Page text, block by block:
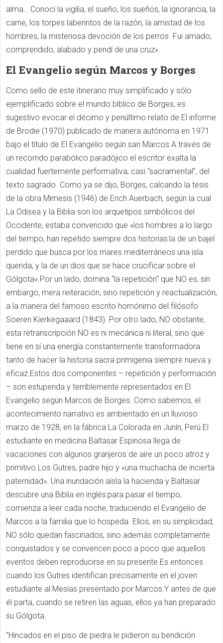
alma… Conocí la vigilia, el sueño, los sueños, la ignorancia, la
carne, los torpes laberintos de la razón, la amistad de los
hombres, la misteriosa devoción de los perros. Fui amado,
comprendido, alabado y pendí de una cruz».
El Evangelio según Marcos y Borges
Como sello de este itinerario muy simplificado y sólo
ejemplificado sobre el mundo bíblico de Borges, es
sugestivo evocar el décimo y penúltimo relato de El informe
de Brodie (1970) publicado de manera autónoma en 1971
bajo el título de El Evangelio según san Marcos.A través de
un recorrido parabólico paradójico el escritor exalta la
cualidad fuertemente performativa, casi “sacramental”, del
texto sagrado. Como ya se dijo, Borges, calcando la tesis
de la obra Mimesis (1946) de Erich Auerbach, según la cual
La Odisea y la Biblia son los arquetipos simbólicos del
Occidente, estaba convencido que «los hombres a lo largo
del tiempo, han repetido siempre dos historias:la de un bajel
perdido que busca por los mares mediterráneos una isla
querida, y la de un dios que se hace crucificar sobre el
Gólgota».Por un lado, domina “la repetición“ que NO es, sin
embargo, mera reiteración, sino repetición y reactualización,
a la manera del famoso escrito homónimo del filósofo
Soeren Kierkegaaard (1843). Por otro lado, NO obstante,
esta retranscripción NO es ni mecánica ni literal, sino que
tiene en sí una energía constantemente transformadora
tanto de hacer la historia sacra primigenia siempre nueva y
eficaz.Estos dos componentes – repetición y performación
– son estupenda y terriblemente representados en El
Evangelio según Marcos de Borges. Como sabemos, el
acontecimiento narrativo es ambientado en un lluvioso
marzo de 1928, en la fábrica La Colorada en Junín, Perú.El
estudiante en medicina Baltasar Espinosa llega de
vacaciones con algunos granjeros de aire un poco atroz y
primitivo.Los Gutres, padre hijo y «una muchacha de incierta
paternidad». Una inundación aísla la hacienda y Baltasar
descubre una Biblia en inglés:para pasar el tiempo,
comienza a leer cada noche, traduciendo el Evangelio de
Marcos a la familia que lo hospeda. Ellos, en su simplicidad,
NO sólo quedan fascinados, sino además completamente
conquistados y se convencen poco a poco que aquellos
eventos deben reproducirse en su presente.Es entonces
cuando los Gutres identifican precisamente en el joven
estudiante al Mesías presentado por Marcos.Y antes de que
él parta, cuando se retiren las aguas, ellos ya han preparado
su Gólgota.
“Hincados en el piso de piedra le pidieron su bendición.